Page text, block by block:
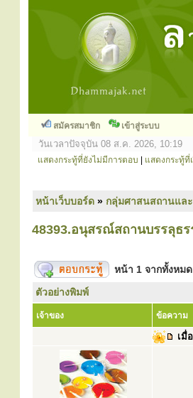
สมัครสมาชิก เข้าสู่ระบบ
วันเวลาปัจจุบัน 08 ส.ค. 2026, 10:19
แสดงกระทู้ที่ยังไม่มีการตอบ แสดงกระทู้ที่
หน้าเว็บบอร์ด » กลุ่มศาสนสถานแล
48393.อนุสรณ์สถานบรรลุธ
หน้า 1 จากทั้งหมด
ตัวอย่างพิมพ์
เจ้าของ ข้อความ
เมื่